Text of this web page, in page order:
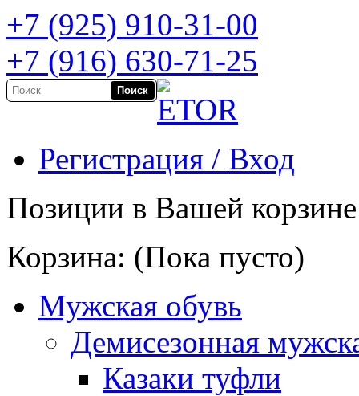
+7 (925) 910-31-00
+7 (916) 630-71-25
Регистрация / Вход
Позиции в Вашей
Корзина: (Пока пусто)
Мужская обувь
Демисезонная
Казаки туфли